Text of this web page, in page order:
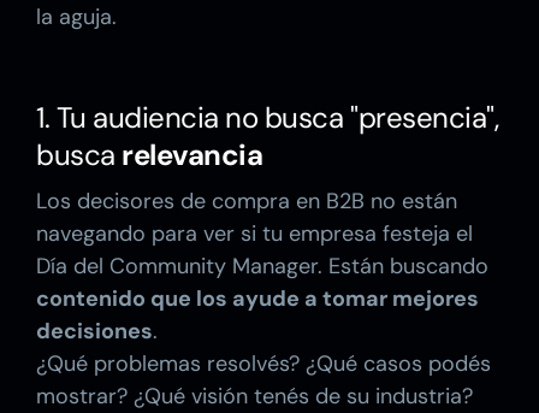
la aguja.
1. Tu audiencia no busca "presencia",
busca relevancia
Los decisores de compra en B2B no están
navegando para ver si tu empresa festeja el
Día del Community Manager. Están buscando
contenido que los ayude a tomar mejores
decisiones.
¿Qué problemas resolvés? ¿Qué casos podés
mostrar? ¿Qué visión tenés de su industria?